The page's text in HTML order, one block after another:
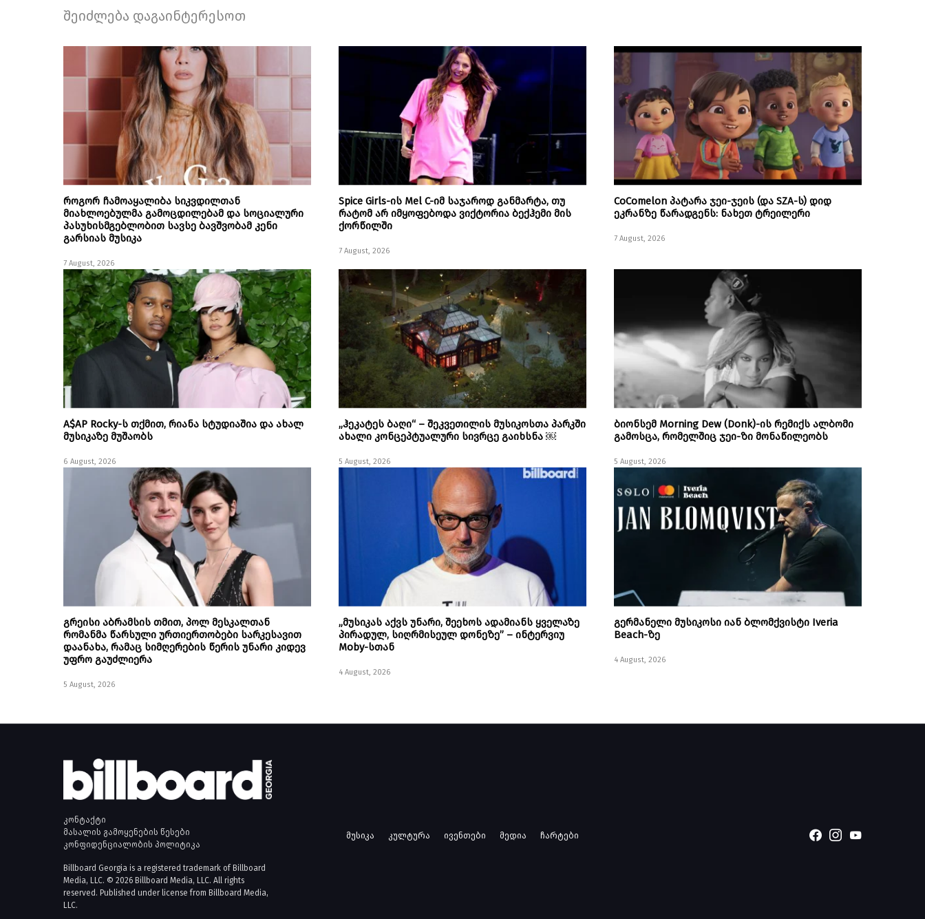
შეიძლება დაგაინტერესოთ
როგორ ჩამოაყალიბა სიკვდილთან
მიახლოებულმა გამოცდილებამ და სოციალური
პასუხისმგებლობით სავსე ბავშვობამ კენი
გარსიას მუსიკა
7 August, 2026
Spice Girls-ის Mel C-იმ საჯაროდ განმარტა, თუ
რატომ არ იმყოფებოდა ვიქტორია ბექჰემი მის
ქორწილში
7 August, 2026
CoComelon პატარა ჯეი-ჯეის (და SZA-ს) დიდ
ეკრანზე წარადგენს: ნახეთ ტრეილერი
7 August, 2026
A$AP Rocky-ს თქმით, რიანა სტუდიაშია და ახალ
მუსიკაზე მუშაობს
6 August, 2026
„ჰეკატეს ბაღი“ – შეკვეთილის მუსიკოსთა პარკში
ახალი კონცეპტუალური სივრცე გაიხსნა ￼
5 August, 2026
ბიონსემ Morning Dew (Donk)-ის რემიქს ალბომი
გამოსცა, რომელშიც ჯეი-ზი მონაწილეობს
5 August, 2026
გრეისი აბრამსის თმით, პოლ მესკალთან
რომანმა წარსული ურთიერთობები სარკესავით
დაანახა, რამაც სიმღერების წერის უნარი კიდევ
უფრო გაუძლიერა
5 August, 2026
„მუსიკას აქვს უნარი, შეეხოს ადამიანს ყველაზე
პირადულ, სიღრმისეულ დონეზე” – ინტერვიუ
Moby-სთან
4 August, 2026
გერმანელი მუსიკოსი იან ბლომქვისტი Iveria
Beach-ზე
4 August, 2026
კონტაქტი
მასალის გამოყენების წესები
კონფიდენციალობის პოლიტიკა
Billboard Georgia is a registered trademark of Billboard
Media, LLC. © 2026 Billboard Media, LLC. All rights
reserved. Published under license from Billboard Media,
LLC.
მუსიკა კულტურა ივენთები მედია ჩარტები